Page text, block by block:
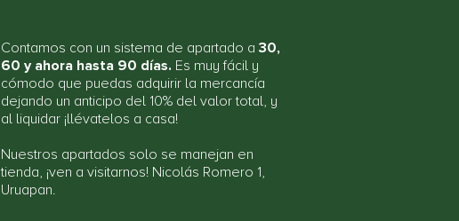
Contamos con un sistema de apartado a 30,
60 y ahora hasta 90 días. Es muy fácil y
cómodo que puedas adquirir la mercancía
dejando un anticipo del 10% del valor total, y
al liquidar ¡llévatelos a casa!
Nuestros apartados solo se manejan en
tienda, ¡ven a visitarnos! Nicolás Romero 1,
Uruapan.